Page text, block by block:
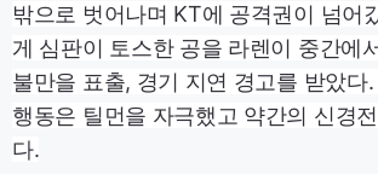
밖으로 벗어나며 KT에 공격권이 넘어
게 심판이 토스한 공을 라렌이 중간에
불만을 표출, 경기 지연 경고를 받았다
행동은 틸먼을 자극했고 약간의 신경
다.